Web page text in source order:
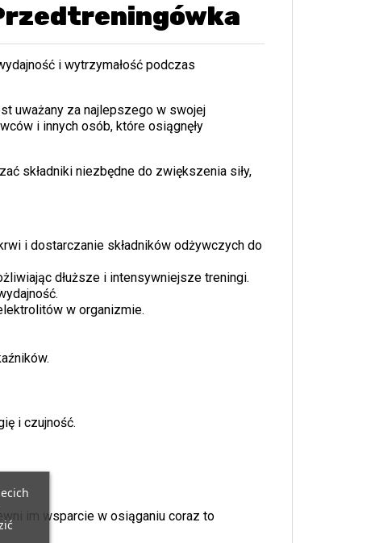
i wytrzymałość podczas
uważany za najlepszego w swojej
i innych osób, które osiągnęły
składniki niezbędne do zwiększenia siły,
i dostarczanie składników odżywczych do
dłuższe i intensywniejsze treningi.
w organizmie.
i czujność.
im wsparcie w osiąganiu coraz to